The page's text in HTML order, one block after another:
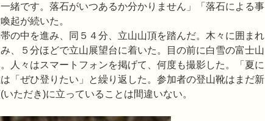
緒です。落石がいつあるか分かりません」「落石による事
起が続いた。
の中を進み、同５４分、立山山頂を踏んだ。木々に囲まれ
、５分ほどで立山展望台に着いた。目の前に白雪の富士山
人々はスマートフォンを掲げて、何度も撮影した。「夏に
「ぜひ登りたい」と繰り返した。参加者の登山靴はまだ新
ただき)に立っていることは間違いない。